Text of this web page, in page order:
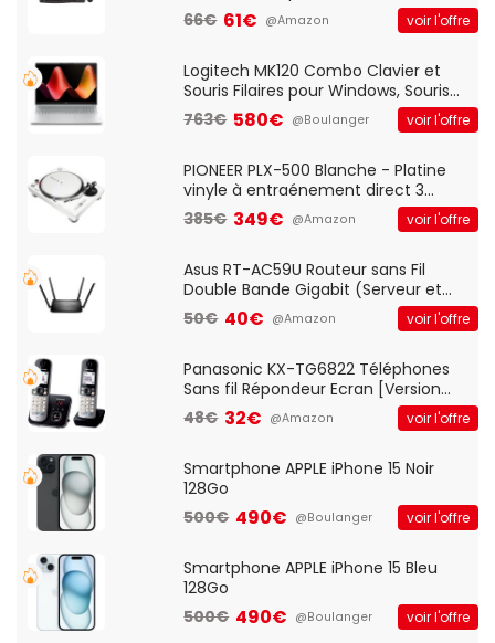
Optique Filaire, Connexion USB Plug
And Play, Confortable, Taille
QWERTY UK - Noir
66€ 61€ @Amazon voir l'offre
Logitech MK120 Combo Clavier et
Souris Filaires pour Windows, Souris
Optique Filaire, Connexion USB Plug
And Play, Confortable, Taille
QWERTY UK - Noir
763€ 580€ @Boulanger voir l'offre
PIONEER PLX-500 Blanche - Platine
vinyle à entraénement direct 3
vitesses (33-45-78 trs/min) avec
pre-ampli intégré et port USB
385€ 349€ @Amazon voir l'offre
Asus RT-AC59U Routeur sans Fil
Double Bande Gigabit (Serveur et
Client VPN, Triple Vlan, Mode Point
d'accès et Bridge, contrôle Parental,
50€ 40€ @Amazon voir l'offre
Panasonic KX-TG6822 Téléphones
Sans fil Répondeur Ecran [Version
Française]
48€ 32€ @Amazon voir l'offre
Smartphone APPLE iPhone 15 Noir
128Go
500€ 490€ @Boulanger voir l'offre
Smartphone APPLE iPhone 15 Bleu
128Go
500€ 490€ @Boulanger voir l'offre